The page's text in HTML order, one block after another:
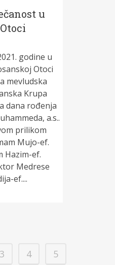
u
godine u
Otoci
mevludska
Krupa
dana rođenja
a.s..
prilikom
Mujo-ef.
Hazim-ef.
Medrese
ef....
3 4
5